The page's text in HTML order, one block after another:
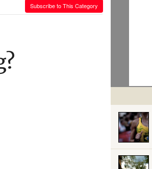
Subscribe to This Category